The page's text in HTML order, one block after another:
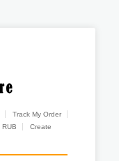
Track My Order
RUB
Create